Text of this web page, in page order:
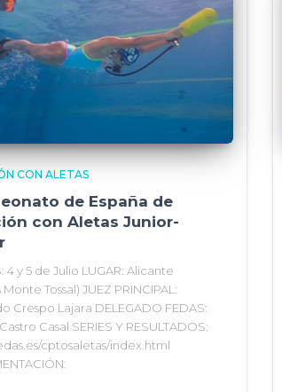
CON ALETAS
de España de
con Aletas Junior-
4 y 5 de Julio LUGAR: Alicante
Monte Tossal) JUEZ PRINCIPAL:
Crespo Lajara DELEGADO FEDAS:
Casal SERIES Y RESULTADOS:
cptosaletas/index.html